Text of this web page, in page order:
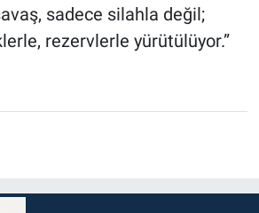
sadece silahla değil;
rezervlerle yürütülüyor.”